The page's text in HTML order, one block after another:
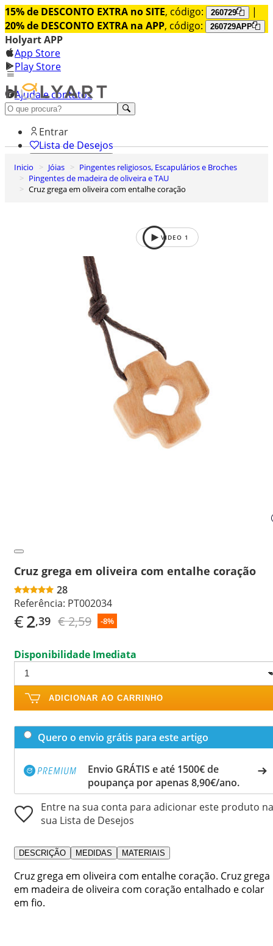
15% de DESCONTO EXTRA no SITE, código: 260729
|
20% de DESCONTO EXTRA na APP, código: 260729APP
Holyart APP
App Store
Play Store
Ajuda e contatos
Conheça premium
Entrar
Lista de Desejos
0
Carrinho de Compras
Inicio Jóias
Pingentes religiosos, Escapulários e Broches
Pingentes de madeira de oliveira e TAU
Cruz grega em oliveira com entalhe coração
VIDEO 1
Cruz grega em oliveira com entalhe coração
28
Referência: PT002034
€2,39 € 2,59 -8%
Disponibilidade Imediata
ADICIONAR AO CARRINHO
Quero o envio grátis para este artigo
Envio GRÁTIS e até 1500€ de
poupança por apenas 8,90€/ano.
Entre na sua conta para adicionar este produto na
sua Lista de Desejos
DESCRIÇÃO MEDIDAS MATERIAIS
Cruz grega em oliveira com entalhe coração. Cruz grega
em madeira de oliveira com coração entalhado e colar
em fio.